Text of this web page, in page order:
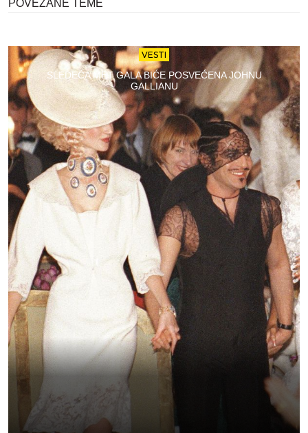
POVEZANE TEME
VESTI
SLEDEĆA MET GALA BIĆE POSVEĆENA JOHNU
GALLIANU